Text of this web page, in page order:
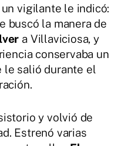
un vigilante le indicó:
buscó la manera de
a Villaviciosa, y
conservaba un
le salió durante el
y volvió de
Estrenó varias